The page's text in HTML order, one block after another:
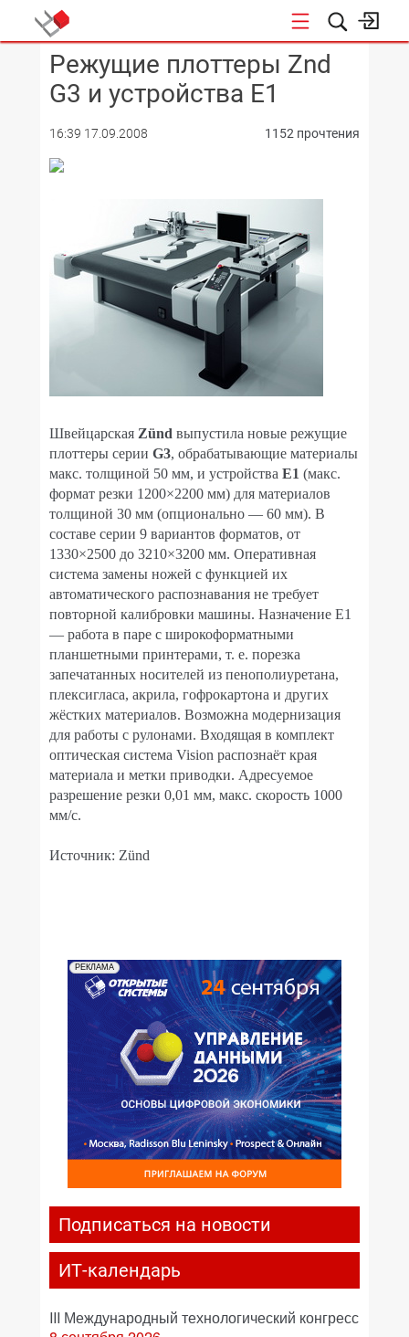
КОНФЕРЕНЦИИ
Режущие плоттеры Znd
G3 и устройства E1
16:39 17.09.2008 1152 прочтения
Швейцарская Zünd выпустила новые режущие
плоттеры серии G3, обрабатывающие материалы
макс. толщиной 50 мм, и устройства E1 (макс.
формат резки 1200×2200 мм) для материалов
толщиной 30 мм (опционально — 60 мм). В
составе серии 9 вариантов форматов, от
1330×2500 до 3210×3200 мм. Оперативная
система замены ножей с функцией их
автоматического распознавания не требует
повторной калибровки машины. Назначение Е1
— работа в паре с широкоформатными
планшетными принтерами, т. е. порезка
запечатанных носителей из пенополиуретана,
плексигласа, акрила, гофрокартона и других
жёстких материалов. Возможна модернизация
для работы с рулонами. Входящая в комплект
оптическая система Vision распознаёт края
материала и метки приводки. Адресуемое
разрешение резки 0,01 мм, макс. скорость 1000
мм/с.
Источник: Zünd
РЕКЛАМА
Подписаться на новости
ИТ-календарь
III Международный технологический конгресс